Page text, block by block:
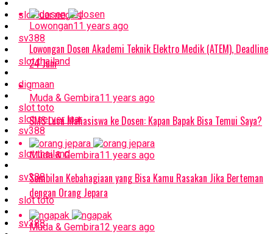
slot luar negeri
sv388
slot thailand
digmaan
slot toto
slot server luar
sv388
slot thailand
sv388
slot toto
sv388
Lowongan11 years ago
Lowongan Dosen Akademi Teknik Elektro Medik (ATEM), Deadline
24 Juni
Muda & Gembira11 years ago
SMS Lucu Mahasiswa ke Dosen: Kapan Bapak Bisa Temui Saya?
Muda & Gembira11 years ago
Sembilan Kebahagiaan yang Bisa Kamu Rasakan Jika Berteman
dengan Orang Jepara
Muda & Gembira12 years ago